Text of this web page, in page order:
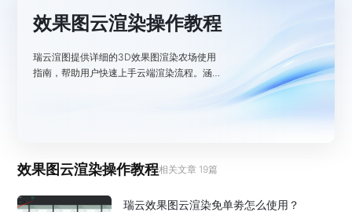
效果图云渲染操作教程
瑞云渲图提供详细的3D效果图渲染农场使用
指南，帮助用户快速上手云端渲染流程。涵盖
效果图云渲染操作教程相关文章 19篇
瑞云效果图云渲染免单劵怎么使用？